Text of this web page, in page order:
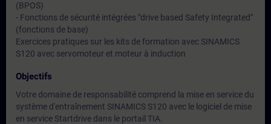
(BPOS)
- Fonctions de sécurité intégrées "drive based Safety Integrated"
(fonctions de base)
Exercices pratiques sur les kits de formation avec SINAMICS
S120 avec servomoteur et moteur à induction
Objectifs
Votre domaine de responsabilité comprend la mise en service du
système d'entraînement SINAMICS S120 avec le logiciel de mise
en service Startdrive dans le portail TIA.